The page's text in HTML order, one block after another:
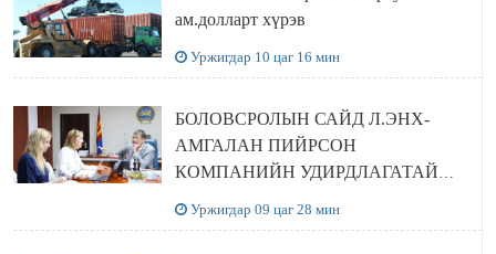
ам.долларт хүрэв
Уржигдар 10 цаг 16 мин
БОЛОВСРОЛЫН САЙД Л.ЭНХ-
АМГАЛАН ПИЙРСОН
КОМПАНИЙН УДИРДЛАГАТАЙ
Уржигдар 09 цаг 28 мин